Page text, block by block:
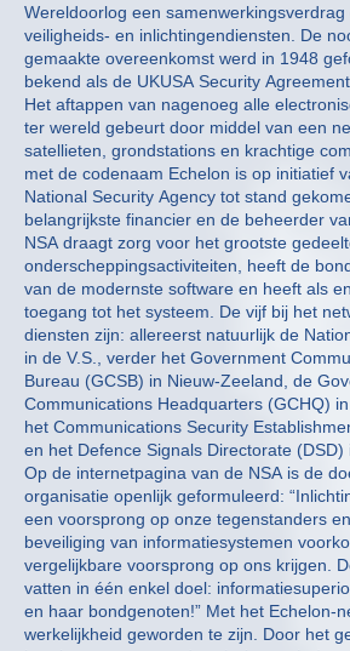
Wereldoorlog een
veiligheids- en inlichtingendiensten. De
gemaakte overeenkomst werd in 1948
bekend als de UKUSA Security Agreement.
Het aftappen van nagenoeg alle
ter wereld gebeurt door middel van een
satellieten, grondstations en krachtige
met de codenaam Echelon is op initiatief
National Security Agency tot stand
belangrijkste financier en de beheerder
NSA draagt zorg voor het grootste
onderscheppingsactiviteiten, heeft de
van de modernste software en heeft als
toegang tot het systeem. De vijf bij het
diensten zijn: allereerst natuurlijk de
in de V.S., verder het Government
Bureau (GCSB) in Nieuw-Zeeland, de
Communications Headquarters (GCHQ)
het Communications Security
en het Defence Signals Directorate (DSD)
Op de internetpagina van de NSA is de
organisatie openlijk geformuleerd:
een voorsprong op onze tegenstanders
beveiliging van informatiesystemen
vergelijkbare voorsprong op ons krijgen.
vatten in één enkel doel:
en haar bondgenoten!” Met het Echelon-
werkelijkheid geworden te zijn. Door het